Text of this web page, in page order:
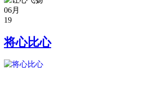
06月
19
将心比心